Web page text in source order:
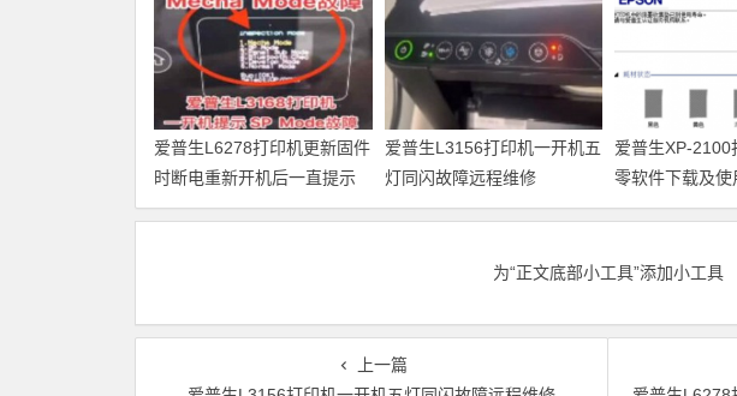
爱普生L6278打印机更新固件
时断电重新开机后一直提示
Recovery Mode故障
爱普生L3156打印机一开机五
灯同闪故障远程维修
爱普生XP-2100
零软件下载及使
为“正文底部小工具”添加小工具
上一篇